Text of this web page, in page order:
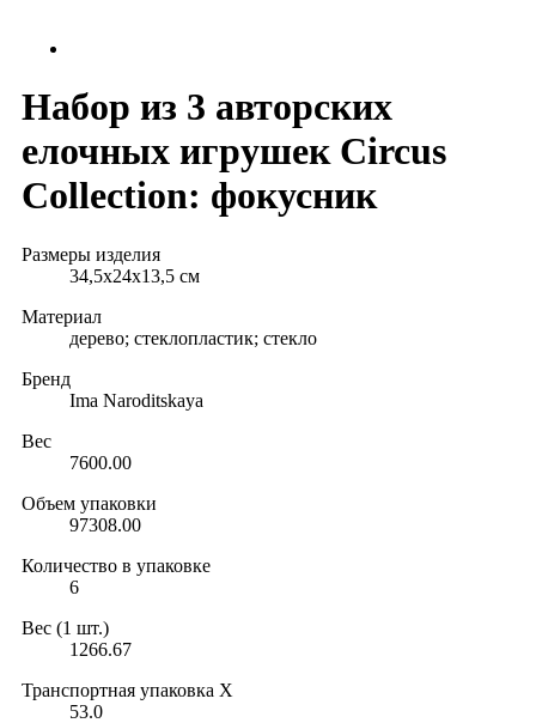
Набор из 3 авторских
елочных игрушек Circus
Collection: фокусник
Размеры изделия
34,5x24x13,5 см
Материал
дерево; стеклопластик; стекло
Бренд
Ima Naroditskaya
Вес
7600.00
Объем упаковки
97308.00
Количество в упаковке
6
Вес (1 шт.)
1266.67
Транспортная упаковка X
53.0